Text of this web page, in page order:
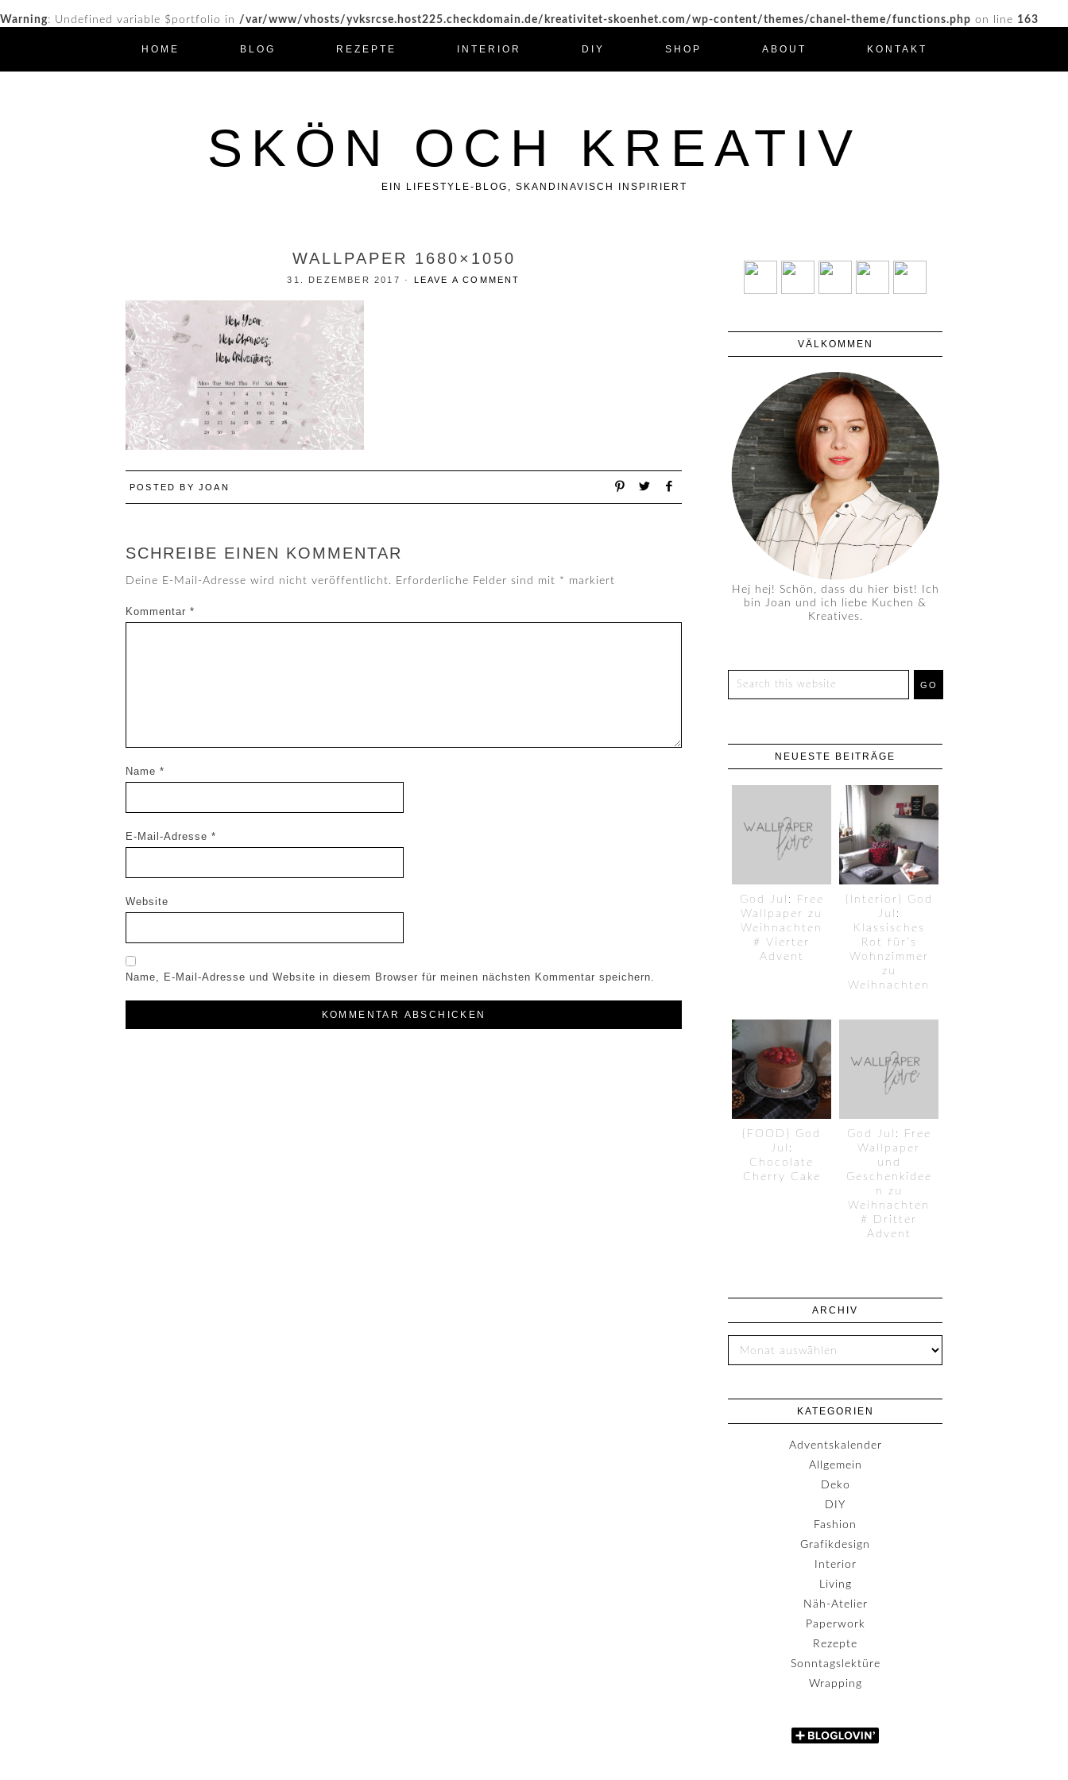
Warning: Undefined variable $portfolio in /var/www/vhosts/yvksrcse.host225.checkdomain.de/kreativitet-skoenhet.com/wp-content/themes/chanel-theme/functions.php on line 163
HOME BLOG REZEPTE INTERIOR DIY SHOP ABOUT KONTAKT
SKÖN OCH KREATIV
EIN LIFESTYLE-BLOG, SKANDINAVISCH INSPIRIERT
WALLPAPER 1680×1050
31. DEZEMBER 2017 · LEAVE A COMMENT
POSTED BY JOAN
SCHREIBE EINEN KOMMENTAR
Deine E-Mail-Adresse wird nicht veröffentlicht. Erforderliche Felder sind mit * markiert
Kommentar *
Name *
E-Mail-Adresse *
Website
Name, E-Mail-Adresse und Website in diesem Browser für meinen nächsten Kommentar speichern.
VÄLKOMMEN
Hej hej! Schön, dass du hier bist! Ich
bin Joan und ich liebe Kuchen &
Kreatives.
NEUESTE BEITRÄGE
God Jul: Free
Wallpaper zu
Weihnachten
# Vierter
Advent
{Interior} God
Jul:
Klassisches
Rot für’s
Wohnzimmer
zu
Weihnachten
{FOOD} God
Jul:
Chocolate
Cherry Cake
God Jul: Free
Wallpaper
und
Geschenkidee
n zu
Weihnachten
# Dritter
Advent
ARCHIV
KATEGORIEN
Adventskalender
Allgemein
Deko
DIY
Fashion
Grafikdesign
Interior
Living
Näh-Atelier
Paperwork
Rezepte
Sonntagslektüre
Wrapping